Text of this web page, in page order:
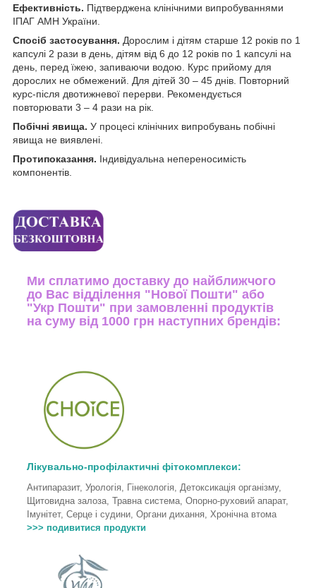
Ефективність. Підтверджена клінічними випробуваннями
ІПАГ АМН України.
Спосіб застосування. Дорослим і дітям старше 12 років по 1
капсулі 2 рази в день, дітям від 6 до 12 років по 1 капсулі на
день, перед їжею, запиваючи водою. Курс прийому для
дорослих не обмежений. Для дітей 30 – 45 днів. Повторний
курс-після двотижневої перерви. Рекомендується
повторювати 3 – 4 рази на рік.
Побічні явища. У процесі клінічних випробувань побічні
явища не виявлені.
Протипоказання. Індивідуальна непереносимість
компонентів.
Ми сплатимо доставку до найближчого
до Вас відділення "Нової Пошти" або
"Укр Пошти" при замовленні продуктів
на суму від 1000 грн наступних брендів:
Лікувально-профілактичні фітокомплекси:
Антипаразит, Урологія, Гінекологія, Детоксикація організму,
Щитовидна залоза, Травна система, Опорно-руховий апарат,
Імунітет, Серце і судини, Органи дихання, Хронічна втома
>>> подивитися продукти